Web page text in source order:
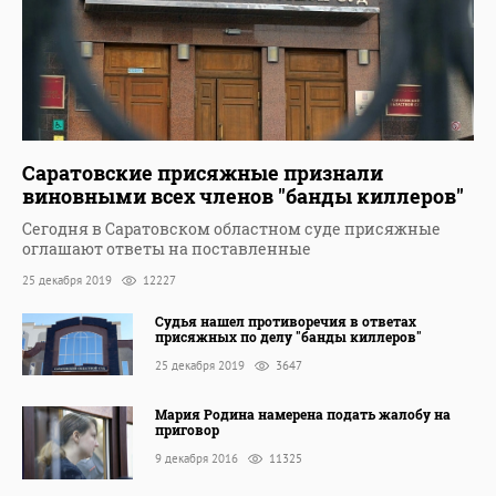
Саратовские присяжные признали
виновными всех членов "банды киллеров"
Сегодня в Саратовском областном суде присяжные
оглашают ответы на поставленные
25 декабря 2019 12227
Судья нашел противоречия в ответах
присяжных по делу "банды киллеров"
25 декабря 2019 3647
Мария Родина намерена подать жалобу на
приговор
9 декабря 2016 11325